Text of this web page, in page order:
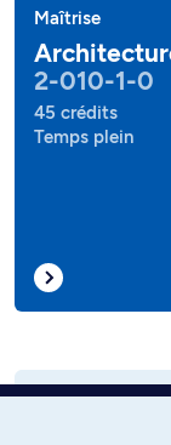
Maîtrise
2-010-1-0
45 crédits
Temps plein
Explorez tous